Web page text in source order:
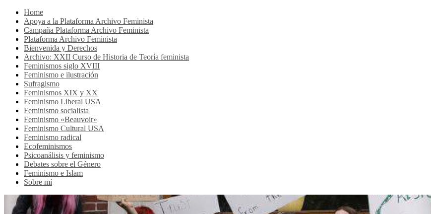
Home
Apoya a la Plataforma Archivo Feminista
Campaña Plataforma Archivo Feminista
Plataforma Archivo Feminista
Bienvenida y Derechos
Archivo: XXII Curso de Historia de Teoría feminista
Feminismos siglo XVIII
Feminismo e ilustración
Sufragismo
Feminismos XIX y XX
Feminismo Liberal USA
Feminismo socialista
Feminismo «Beauvoir»
Feminismo Cultural USA
Feminismo radical
Ecofeminismos
Psicoanálisis y feminismo
Debates sobre el Género
Feminismo e Islam
Sobre mí